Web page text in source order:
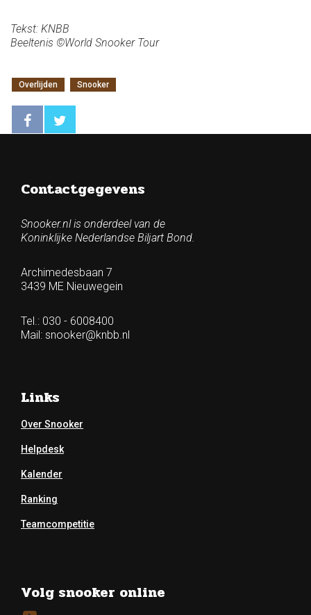
Tekst: KNBB
Beeltenis ©World Snooker Tour
Overlijden Snooker
Contactgegevens
Snooker.nl is onderdeel van de
Koninklijke Nederlandse Biljart Bond.
Archimedesbaan 7
3439 ME Nieuwegein
Tel.: 030 - 6008400
Mail: snooker@knbb.nl
Links
Over Snooker
Helpdesk
Kalender
Ranking
Teamcompetitie
Volg snooker online